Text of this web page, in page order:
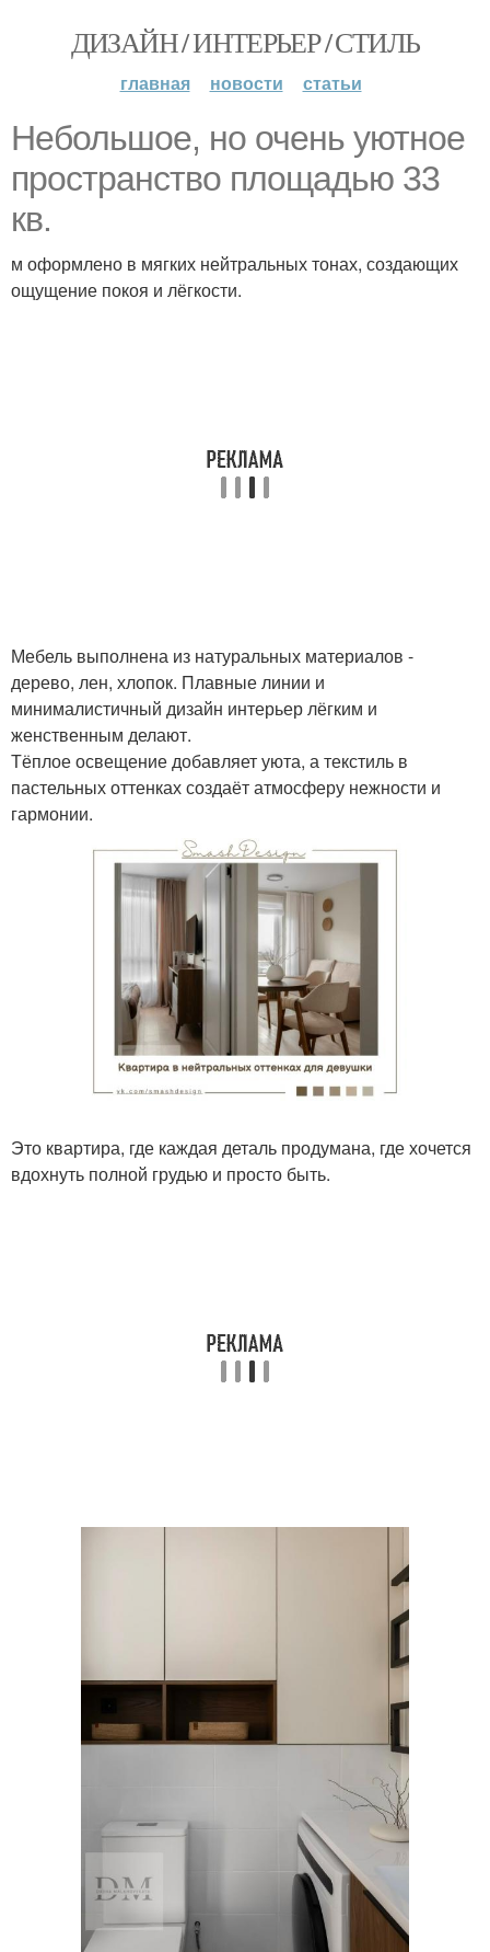
ДИЗАЙН / ИНТЕРЬЕР / СТИЛЬ
главная новости статьи
Небольшое, но очень уютное
пространство площадью 33
кв.
м оформлено в мягких нейтральных тонах, создающих
ощущение покоя и лёгкости.
Мебель выполнена из натуральных материалов -
дерево, лен, хлопок. Плавные линии и
минималистичный дизайн интерьер лёгким и
женственным делают.
Тёплое освещение добавляет уюта, а текстиль в
пастельных оттенках создаёт атмосферу нежности и
гармонии.
Это квартира, где каждая деталь продумана, где хочется
вдохнуть полной грудью и просто быть.